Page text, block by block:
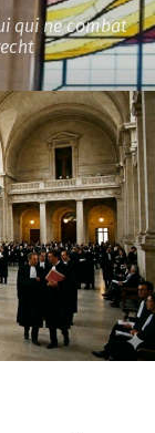
qui ne combat